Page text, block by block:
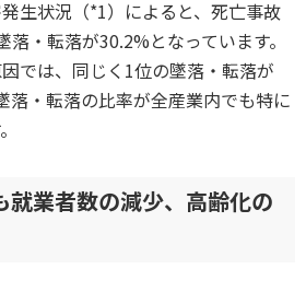
生状況（*1）によると、死亡事故
・転落が30.2%となっています。
では、同じく1位の墜落・転落が
落・転落の比率が全産業内でも特に
就業者数の減少、高齢化の